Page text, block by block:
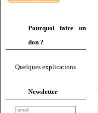
Pourquoi faire un
don ?
Quelques explications
Newsletter